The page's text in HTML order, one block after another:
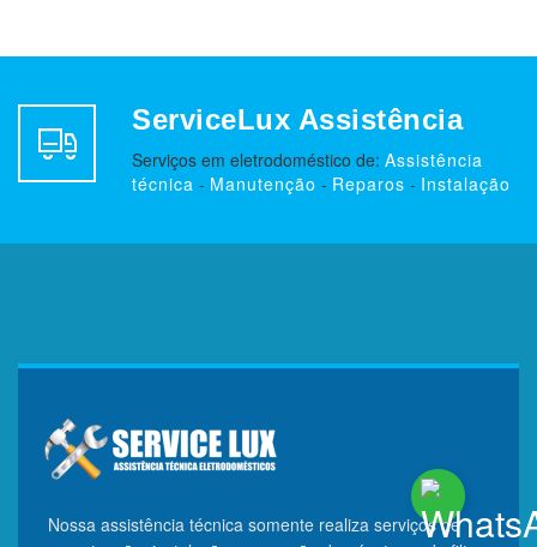
ServiceLux Assistência
Serviços em eletrodoméstico de: Assistência
técnica - Manutenção - Reparos - Instalação
Nossa assistência técnica somente realiza serviços de